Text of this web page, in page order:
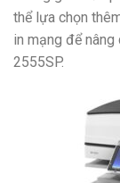
thể lựa chọn
in mạng để
2555SP.